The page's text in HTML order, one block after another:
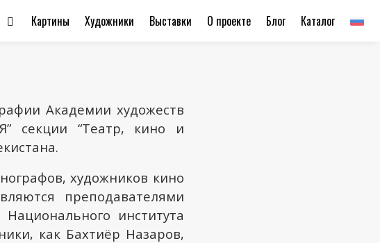
Каталог
Блог
О проекте
Выставки
Художники
Картины
Академии художеств
секции “Театр, кино и
художников кино
преподавателями
института
как Бахтиёр Назаров,